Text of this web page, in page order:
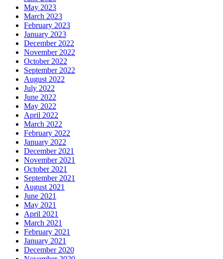
May 2023
March 2023
February 2023
January 2023
December 2022
November 2022
October 2022
September 2022
August 2022
July 2022
June 2022
May 2022
April 2022
March 2022
February 2022
January 2022
December 2021
November 2021
October 2021
September 2021
August 2021
June 2021
May 2021
April 2021
March 2021
February 2021
January 2021
December 2020